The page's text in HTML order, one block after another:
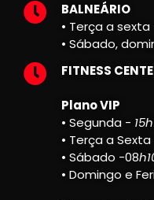
BALNEÁRIO
• Terça a sexta
• Sábado,
FITNESS
Plano VIP
• Segunda -
• Terça a
• Sábado -08
• Domingo e